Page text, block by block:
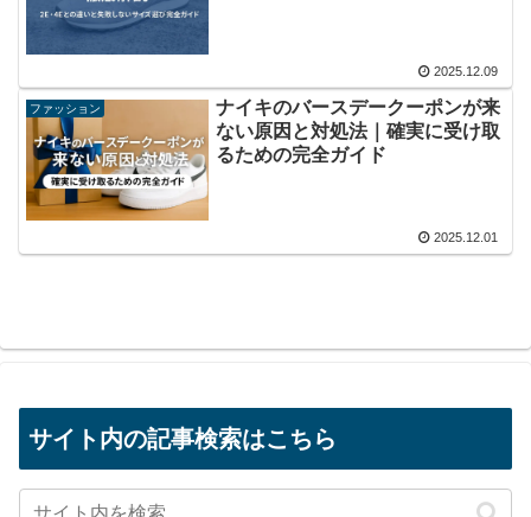
2025.12.09
ファッション
ナイキのバースデークーポンが来
ない原因と対処法｜確実に受け取
るための完全ガイド
2025.12.01
サイト内の記事検索はこちら